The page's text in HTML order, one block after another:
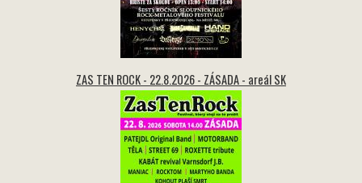
ZAS TEN ROCK - 22.8.2026 - ZÁSADA - areál SK